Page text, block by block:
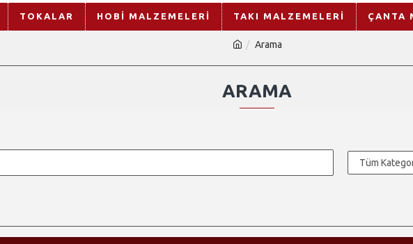
TOKALAR HOBI MALZEMELERI TAKI MALZEMELERI ÇANTA
Arama
ARAMA